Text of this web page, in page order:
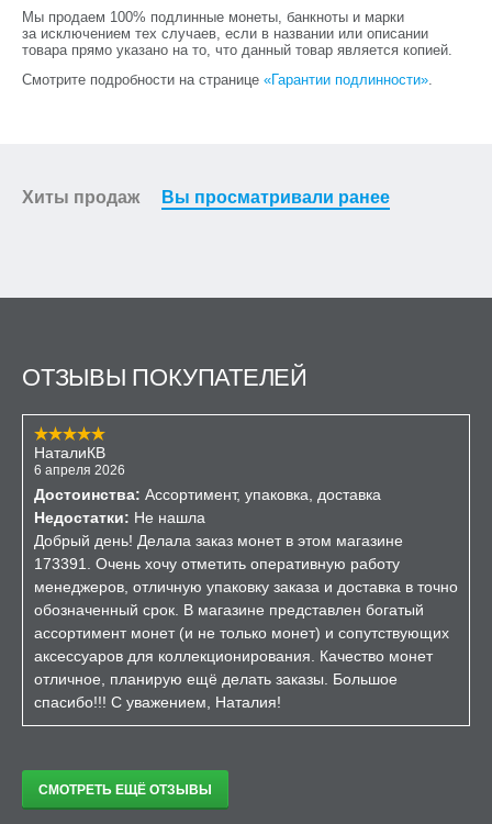
На монете 25 рублей 2021 года «Умка» изображен
главный герой мультфильма, которого помнят уже
несколько поколений детей, некоторые из которых уже
ТИРАЖ И АССОРТИМЕНТ
Также можно приобрести и серебряную монету с цветным
образца существенно меньше партии 25 рублей и
составляет всего 7000 штук.
Несмотря на то, что образцы коллекционные и их можно
купить в качестве сувенира, их также могут принять к
платежу по всей территории Российской Федерации как
обычные денежные средства. Конечно, редко кто решится
Купить монету «Умка» Вы можете в нашем интернет-
магазине.
Изображение на монетах 3 рубля и 25 рублей 2021 года
«Умка» выполнено в особой технике, с помощью которой
глянцевому изображению добавлен матовый эффект.
лишь количество цветных элементов. На реверсе
изображен медвежонок Умка в компании своего друга —
мальчика-чукчи, который протягивает мишке свою шапку-
Мы продаем 100% подлинные монеты, банкноты и марки
за исключением тех случаев, если в названии или описании
товара прямо указано на то, что данный товар является копией.
Смотрите подробности на странице «Гарантии подлинности».
Хиты продаж Вы просматривали ранее
ОТЗЫВЫ ПОКУПАТЕЛЕЙ
НаталиКВ
6 апреля 2026
Достоинства: Ассортимент, упаковка, доставка
Недостатки: Не нашла
Добрый день! Делала заказ монет в этом магазине
173391. Очень хочу отметить оперативную работу
менеджеров, отличную упаковку заказа и доставка в точно
обозначенный срок. В магазине представлен богатый
ассортимент монет (и не только монет) и сопутствующих
аксессуаров для коллекционирования. Качество монет
отличное, планирую ещё делать заказы. Большое
спасибо!!! С уважением, Наталия!
СМОТРЕТЬ ЕЩЁ ОТЗЫВЫ